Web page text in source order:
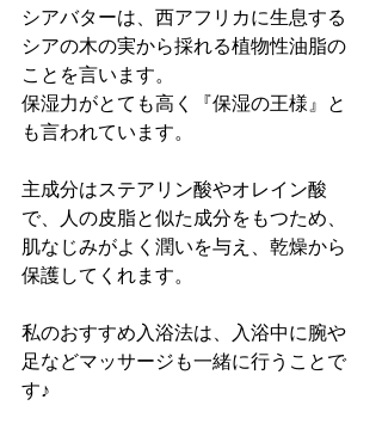
シアバターは、西アフリカに生息する
シアの木の実から採れる植物性油脂の
ことを言います。
保湿力がとても高く『保湿の王様』と
も言われています。
主成分はステアリン酸やオレイン酸
で、人の皮脂と似た成分をもつため、
肌なじみがよく潤いを与え、乾燥から
保護してくれます。
私のおすすめ入浴法は、入浴中に腕や
足などマッサージも一緒に行うことで
す♪